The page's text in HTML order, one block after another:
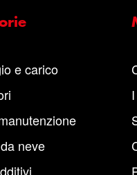
e carico
neve